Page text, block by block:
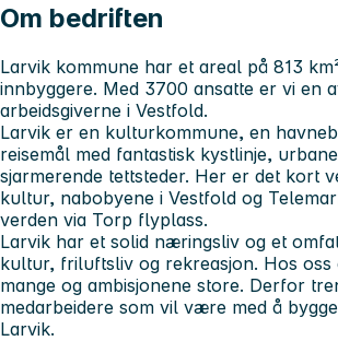
Om bedriften
Larvik kommune har et areal på 813
innbyggere. Med 3700 ansatte er vi en
arbeidsgiverne i Vestfold.
Larvik er en kulturkommune, en
reisemål med fantastisk kystlinje,
sjarmerende tettsteder. Her er det kort
kultur, nabobyene i Vestfold og
verden via Torp flyplass.
Larvik har et solid næringsliv og et
kultur, friluftsliv og rekreasjon. Hos oss
mange og ambisjonene store. Derfor
medarbeidere som vil være med å
Larvik.